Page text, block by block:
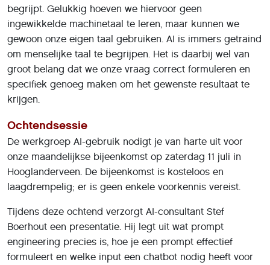
begrijpt. Gelukkig hoeven we hiervoor geen
ingewikkelde machinetaal te leren, maar kunnen we
gewoon onze eigen taal gebruiken. AI is immers getraind
om menselijke taal te begrijpen. Het is daarbij wel van
groot belang dat we onze vraag correct formuleren en
specifiek genoeg maken om het gewenste resultaat te
krijgen.
Ochtendsessie
De werkgroep AI-gebruik nodigt je van harte uit voor
onze maandelijkse bijeenkomst op zaterdag 11 juli in
Hooglanderveen. De bijeenkomst is kosteloos en
laagdrempelig; er is geen enkele voorkennis vereist.
Tijdens deze ochtend verzorgt AI-consultant Stef
Boerhout een presentatie. Hij legt uit wat prompt
engineering precies is, hoe je een prompt effectief
formuleert en welke input een chatbot nodig heeft voor